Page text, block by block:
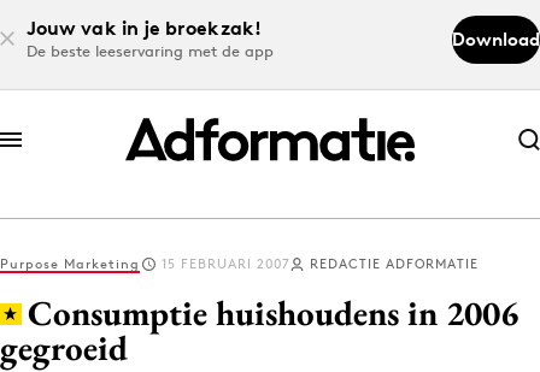
Jouw vak in je broekzak!
De beste leeservaring met de app
Download
Abonneer nu
Abonneer nu
Log in
Purpose Marketing 15 FEBRUARI 2007 REDACTIE ADFORMATIE
Consumptie huishoudens in 2006
gegroeid